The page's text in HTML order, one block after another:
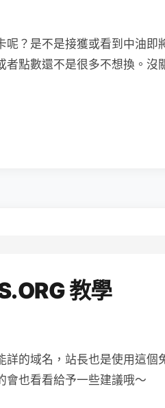
呢？ 是不是接獲或看到中油即
點數還不是很多不想換。 沒
教學
的域名，站長也是使用這個
會也看看給予一些建議哦～